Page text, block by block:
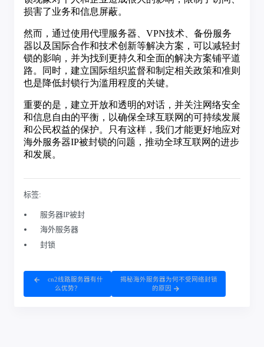
标签:
服务器IP被封
海外服务器
封锁
cn2线路服务器有什
么优势？
揭秘海外服务器为何不受网络封锁
的原因